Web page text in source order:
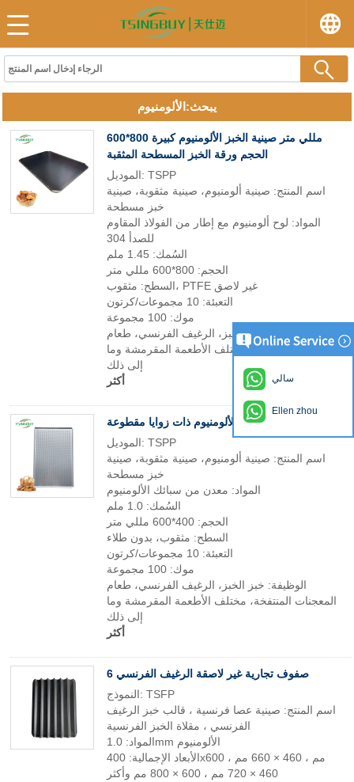
يبحث:الألومنيوم
600*800 مللي متر صينية الخبز الألومنيوم كبيرة
الحجم ورقة الخبز المسطحة المثقبة
الموديل: TSPP
اسم المنتج: صينية ألومنيوم، صينية مثقوبة، صينية
خبز مسطحة
المواد: لوح ألومنيوم مع إطار من الفولاذ المقاوم
للصدأ 304
السُمك: 1.45 ملم
الحجم: 800*600 مللي متر
السطح: مثقوب، PTFE غير لاصق
التعبئة: 10 مجموعات/كرتون
موك: 100 مجموعة
الوظيفة: خبز الخبز، الرغيف الفرنسي، طعام
المعجنات المنتفخة، مختلف الأطعمة المقرمشة وما
إلى ذلك
أكثر
صينية خبز مثقوبة من الألومنيوم ذات زوايا مقطوعة
الموديل: TSPP
اسم المنتج: صينية ألومنيوم، صينية مثقوبة، صينية
خبز مسطحة
المواد: معدن من سبائك الألومنيوم
السُمك: 1.0 ملم
الحجم: 400*600 مللي متر
السطح: مثقوب، بدون طلاء
التعبئة: 10 مجموعات/كرتون
موك: 100 مجموعة
الوظيفة: خبز الخبز، الرغيف الفرنسي، طعام
المعجنات المنتفخة، مختلف الأطعمة المقرمشة وما
إلى ذلك
أكثر
6 صفوف تجارية غير لاصقة الرغيف الفرنسي
النموذج: TSFP
اسم المنتج: صينية عصا فرنسية ، قالب خبز الرغيف
الفرنسي ، مقلاة الخبز الفرنسية
المواد: 1.0mm الألومنيوم
الأبعاد الإجمالية: 400x600 مم ، 460 × 660 مم ،
460 × 720 مم ، 600 × 800 مم وأكثر
سالي
Ellen zhou